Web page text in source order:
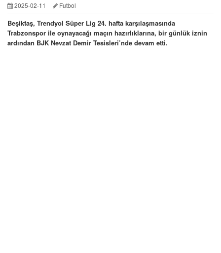
2025-02-11 Futbol
Beşiktaş, Trendyol Süper Lig 24. hafta karşılaşmasında
Trabzonspor ile oynayacağı maçın hazırlıklarına, bir günlük iznin
ardından BJK Nevzat Demir Tesisleri’nde devam etti.